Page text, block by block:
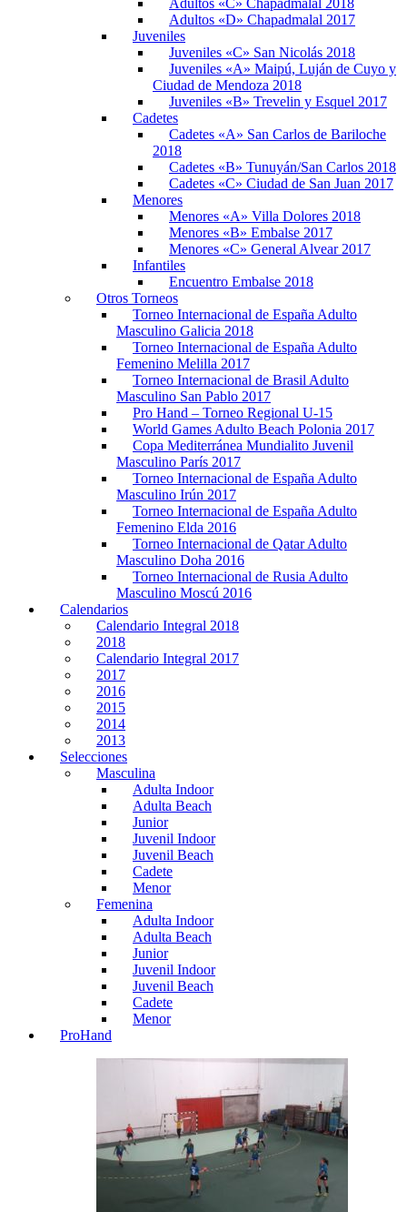
Adultos «D» Chapadmalal 2017
Juveniles
Juveniles «C» San Nicolás 2018
Juveniles «A» Maipú, Luján de Cuyo y
Ciudad de Mendoza 2018
Juveniles «B» Trevelin y Esquel 2017
Cadetes
Cadetes «A» San Carlos de Bariloche
2018
Cadetes «B» Tunuyán/San Carlos 2018
Cadetes «C» Ciudad de San Juan 2017
Menores
Menores «A» Villa Dolores 2018
Menores «B» Embalse 2017
Menores «C» General Alvear 2017
Infantiles
Encuentro Embalse 2018
Otros Torneos
Torneo Internacional de España Adulto
Masculino Galicia 2018
Torneo Internacional de España Adulto
Femenino Melilla 2017
Torneo Internacional de Brasil Adulto
Masculino San Pablo 2017
Pro Hand – Torneo Regional U-15
World Games Adulto Beach Polonia 2017
Copa Mediterránea Mundialito Juvenil
Masculino París 2017
Torneo Internacional de España Adulto
Masculino Irún 2017
Torneo Internacional de España Adulto
Femenino Elda 2016
Torneo Internacional de Qatar Adulto
Masculino Doha 2016
Torneo Internacional de Rusia Adulto
Masculino Moscú 2016
Calendarios
Calendario Integral 2018
2018
Calendario Integral 2017
2017
2016
2015
2014
2013
Selecciones
Masculina
Adulta Indoor
Adulta Beach
Junior
Juvenil Indoor
Juvenil Beach
Cadete
Menor
Femenina
Adulta Indoor
Adulta Beach
Junior
Juvenil Indoor
Juvenil Beach
Cadete
Menor
ProHand